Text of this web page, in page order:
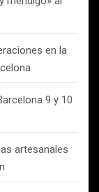
en la
9 y 10
artesanales